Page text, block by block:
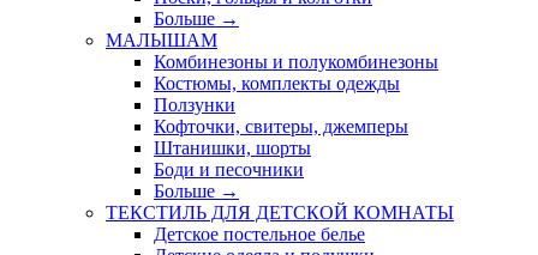
Больше →
МАЛЫШАМ
Комбинезоны и полукомбинезоны
Костюмы, комплекты одежды
Ползунки
Кофточки, свитеры, джемперы
Штанишки, шорты
Боди и песочники
Больше →
ТЕКСТИЛЬ ДЛЯ ДЕТСКОЙ КОМНАТЫ
Детское постельное белье